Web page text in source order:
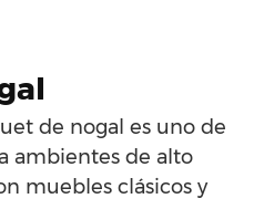
de nogal es uno de
ambientes de alto
muebles clásicos y